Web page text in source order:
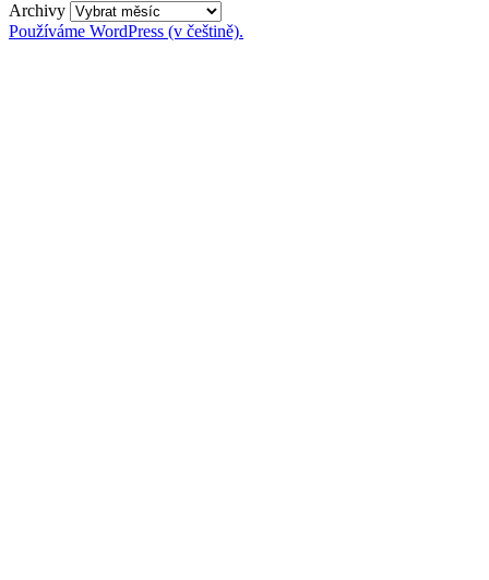
Archivy
Používáme WordPress (v češtině).